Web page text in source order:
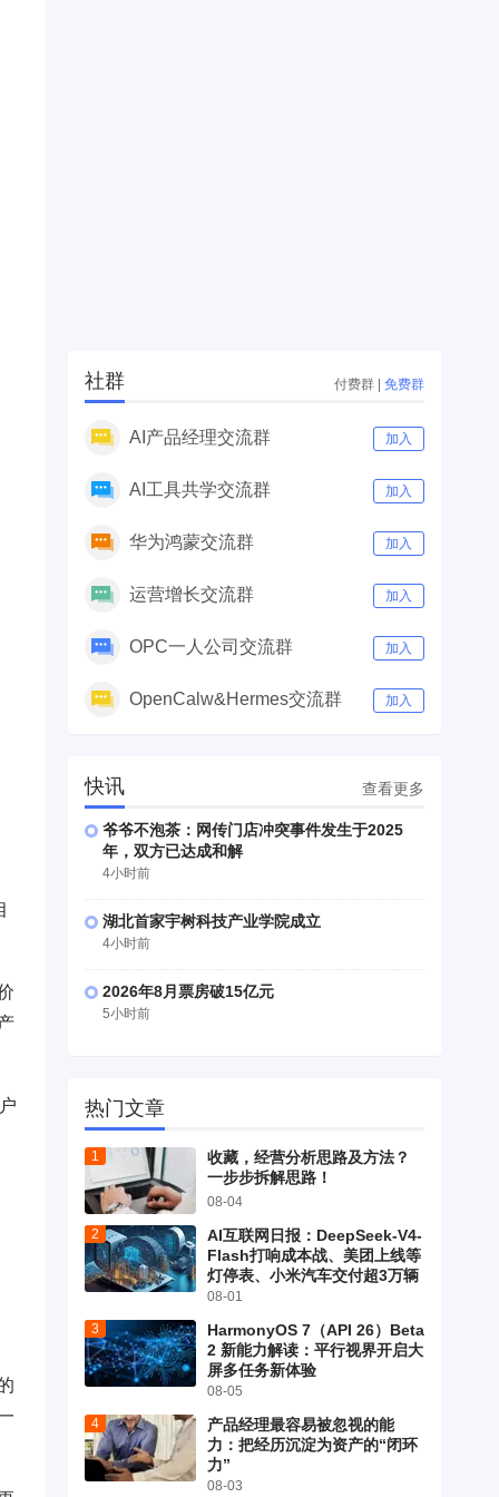
社群 付费群 | 免费群
AI产品经理交流群 加入
AI工具共学交流群 加入
华为鸿蒙交流群 加入
运营增长交流群 加入
OPC一人公司交流群 加入
OpenCalw&Hermes交流群 加入
快讯 查看更多
爷爷不泡茶：网传门店冲突事件发生于2025
年，双方已达成和解
4小时前
湖北首家宇树科技产业学院成立
4小时前
2026年8月票房破15亿元
5小时前
热门文章
收藏，经营分析思路及方法？
一步步拆解思路！
08-04
AI互联网日报：DeepSeek-V4-
Flash打响成本战、美团上线等
灯停表、小米汽车交付超3万辆
08-01
HarmonyOS 7（API 26）Beta
2 新能力解读：平行视界开启大
屏多任务新体验
08-05
产品经理最容易被忽视的能
力：把经历沉淀为资产的“闭环
力”
08-03